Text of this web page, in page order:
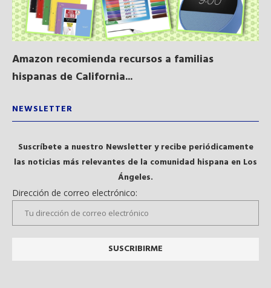
Amazon recomienda recursos a familias
hispanas de California...
NEWSLETTER
Suscríbete a nuestro Newsletter y recibe periódicamente
las noticias más relevantes de la comunidad hispana en Los
Ángeles.
Dirección de correo electrónico: